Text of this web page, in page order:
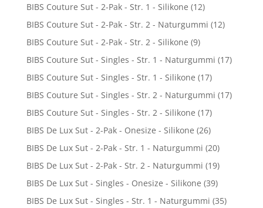
BIBS Couture Sut - 2-Pak - Str. 1 - Silikone (12)
BIBS Couture Sut - 2-Pak - Str. 2 - Naturgummi (12)
BIBS Couture Sut - 2-Pak - Str. 2 - Silikone (9)
BIBS Couture Sut - Singles - Str. 1 - Naturgummi (17)
BIBS Couture Sut - Singles - Str. 1 - Silikone (17)
BIBS Couture Sut - Singles - Str. 2 - Naturgummi (17)
BIBS Couture Sut - Singles - Str. 2 - Silikone (17)
BIBS De Lux Sut - 2-Pak - Onesize - Silikone (26)
BIBS De Lux Sut - 2-Pak - Str. 1 - Naturgummi (20)
BIBS De Lux Sut - 2-Pak - Str. 2 - Naturgummi (19)
BIBS De Lux Sut - Singles - Onesize - Silikone (39)
BIBS De Lux Sut - Singles - Str. 1 - Naturgummi (35)